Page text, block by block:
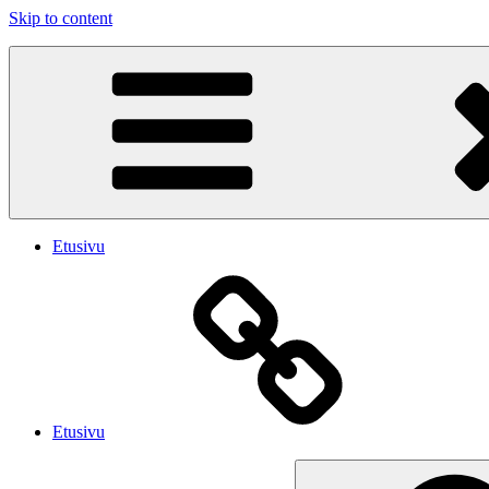
Skip to content
PUBLIC SHAME
Emme soita iskelmää. Soitamme viihdyttävää Rock musiikkia.
Etusivu
Etusivu